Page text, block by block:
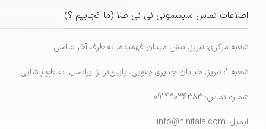
اطلاعات تماس سیسمونی نی نی طلا (ما کجاییم ؟)
شعبه مرکزی: تبریز، نبش میدان فهمیده، به طرف آخر عباسی
شعبه 1: تبریز، خیابان جدیری جنوبی، پایین‌تر از ایرانسل، تقاطع پاشایی
شماره تماس: 09149036383
ایمیل: info@ninitala.com